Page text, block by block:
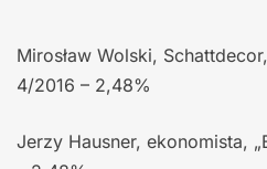
Mirosław Wolski,
4/2016 – 2,48%
Jerzy Hausner, ekonomista,